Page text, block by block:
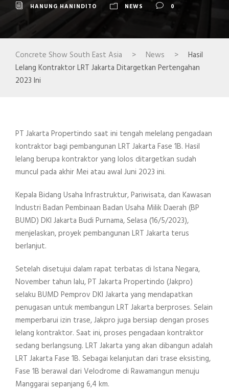
HANUNG HANINDITO NEWS 0
Concrete Show South East Asia > News >
Hasil
Lelang Kontraktor LRT Jakarta Ditargetkan Pertengahan
2023 Ini
PT Jakarta Propertindo saat ini tengah melelang pengadaan
kontraktor bagi pembangunan LRT Jakarta Fase 1B. Hasil
lelang berupa kontraktor yang lolos ditargetkan sudah
muncul pada akhir Mei atau awal Juni 2023 ini.
Kepala Bidang Usaha Infrastruktur, Pariwisata, dan Kawasan
Industri Badan Pembinaan Badan Usaha Milik Daerah (BP
BUMD) DKI Jakarta Budi Purnama, Selasa (16/5/2023),
menjelaskan, proyek pembangunan LRT Jakarta terus
berlanjut.
Setelah disetujui dalam rapat terbatas di Istana Negara,
November tahun lalu, PT Jakarta Propertindo (Jakpro)
selaku BUMD Pemprov DKI Jakarta yang mendapatkan
penugasan untuk membangun LRT Jakarta berproses. Selain
memperbarui izin trase, Jakpro juga bersiap dengan proses
lelang kontraktor. Saat ini, proses pengadaan kontraktor
sedang berlangsung. LRT Jakarta yang akan dibangun adalah
LRT Jakarta Fase 1B. Sebagai kelanjutan dari trase eksisting,
Fase 1B berawal dari Velodrome di Rawamangun menuju
Manggarai sepanjang 6,4 km.